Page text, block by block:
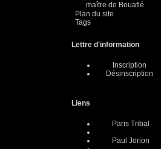
maître de Bouaflé
Plan du site
Tags
Lettre d'information
Inscription
Désinscription
Liens
Paris Tribal
Paul Jorion